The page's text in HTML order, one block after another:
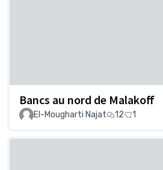
Bancs au nord de Malakoff
El-Mougharti Najat
12 1